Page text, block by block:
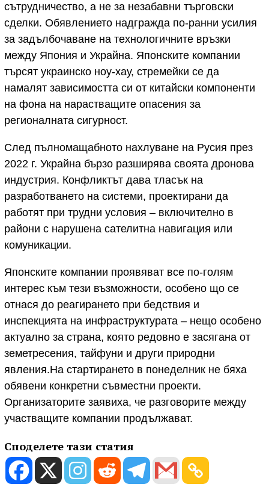
сътрудничество, а не за незабавни търговски
сделки. Обявлението надгражда по-ранни усилия
за задълбочаване на технологичните връзки
между Япония и Украйна. Японските компании
търсят украинско ноу-хау, стремейки се да
намалят зависимостта си от китайски компоненти
на фона на нарастващите опасения за
регионалната сигурност.
След пълномащабното нахлуване на Русия през
2022 г. Украйна бързо разширява своята дронова
индустрия. Конфликтът дава тласък на
разработването на системи, проектирани да
работят при трудни условия – включително в
райони с нарушена сателитна навигация или
комуникации.
Японските компании проявяват все по-голям
интерес към тези възможности, особено що се
отнася до реагирането при бедствия и
инспекцията на инфраструктурата – нещо особено
актуално за страна, която редовно е засягана от
земетресения, тайфуни и други природни
явления.На стартирането в понеделник не бяха
обявени конкретни съвместни проекти.
Организаторите заявиха, че разговорите между
участващите компании продължават.
Споделете тази статия